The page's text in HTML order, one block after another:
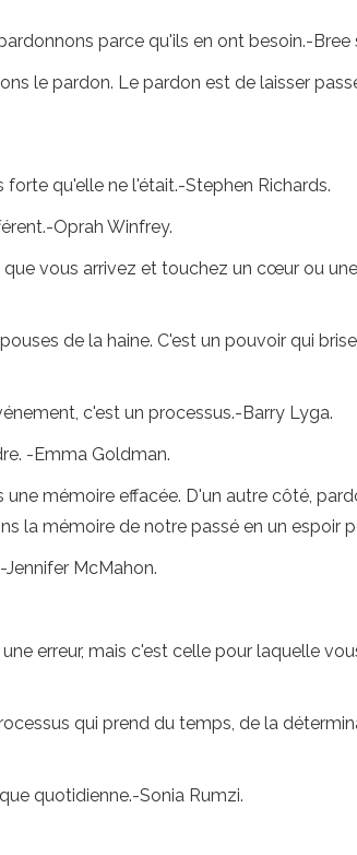
parce qu'ils en ont besoin.-Bree
le pardon. Le pardon est de laisser
qu'elle ne l'était.-Stephen Richards.
Oprah Winfrey.
vous arrivez et touchez un cœur ou
de la haine. C'est un pouvoir qui
c'est un processus.-Barry Lyga.
-Emma Goldman.
mémoire effacée. D'un autre côté,
la mémoire de notre passé en un espoir
McMahon.
erreur, mais c'est celle pour laquelle
qui prend du temps, de la
quotidienne.-Sonia Rumzi.